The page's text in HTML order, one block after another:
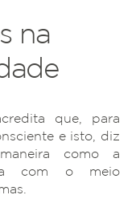
na
que, para
e isto, diz
como a
com o meio